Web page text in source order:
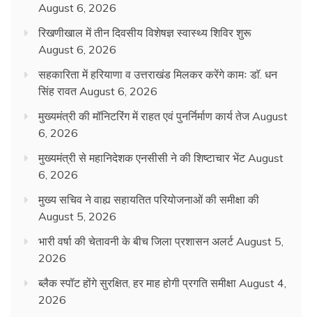
August 6, 2026
रिखणीखाल में तीन दिवसीय विशेषज्ञ स्वास्थ्य शिविर शुरू
August 6, 2026
सहकारिता में हरियाणा व उत्तराखंड मिलकर करेंगे कामः डाॅ. धन
सिंह रावत August 6, 2026
मुख्यमंत्री की मॉनिटरिंग में राहत एवं पुनर्निर्माण कार्य तेज August
6, 2026
मुख्यमंत्री से महानिदेशक एनसीसी ने की शिष्टाचार भेंट August
6, 2026
मुख्य सचिव ने वाह्य सहायतित परियोजनाओं की समीक्षा की
August 5, 2026
भारी वर्षा की चेतावनी के बीच जिला प्रशासन अलर्ट August 5,
2026
ब्लैक स्पॉट होंगे सुरक्षित, हर माह होगी प्रगति समीक्षा August 4,
2026